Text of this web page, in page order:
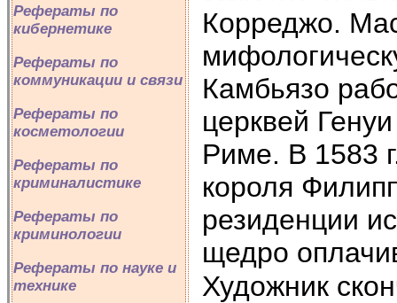
Рефераты по
кибернетике
Рефераты по
коммуникации и связи
Рефераты по
косметологии
Рефераты по
криминалистике
Рефераты по
криминологии
Рефераты по науке и
технике
Корреджо.
Камбьязо
церквей
Риме. В 1583
короля
резиденции
щедро
Художник